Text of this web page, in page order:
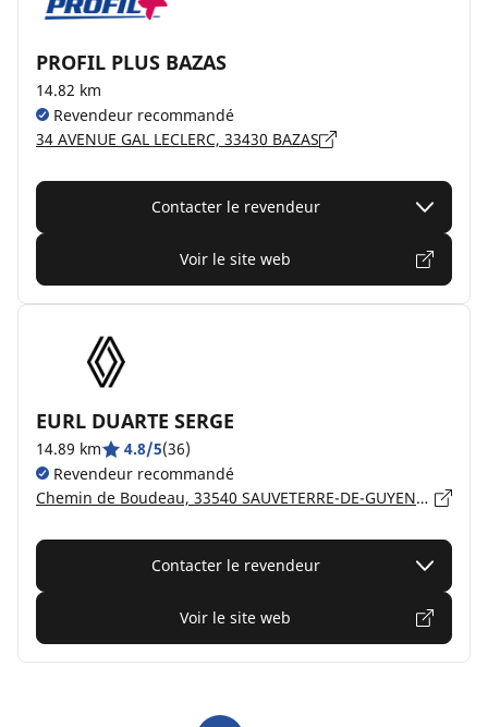
PROFIL PLUS BAZAS
14.82 km
Revendeur recommandé
34 AVENUE GAL LECLERC, 33430 BAZAS
Contacter le revendeur
Voir le site web
EURL DUARTE SERGE
14.89 km 4.8/5(36)
Revendeur recommandé
Chemin de Boudeau, 33540 SAUVETERRE-DE-GUYENNE
Contacter le revendeur
Voir le site web